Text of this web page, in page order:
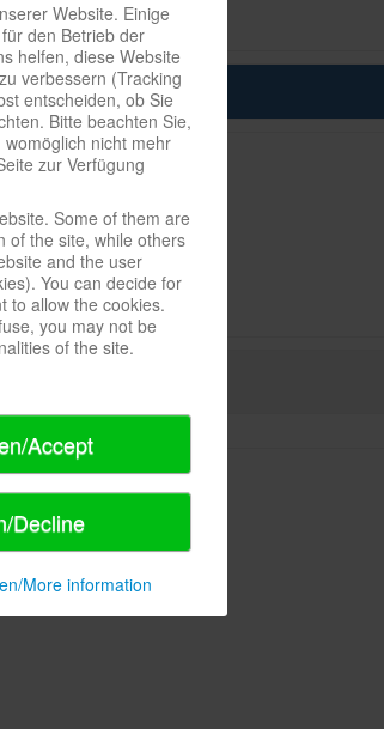
Website. Einige
den Betrieb der
helfen, diese Website
verbessern (Tracking
entscheiden, ob Sie
Bitte beachten Sie,
nicht mehr
zur Verfügung
Some of them are
of the site, while others
and the user
You can decide for
to allow the cookies.
you may not be
of the site.
Accept
Decline
More information